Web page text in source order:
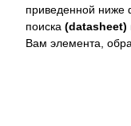
приведенной ниже
поиска (datasheet)
Вам элемента,